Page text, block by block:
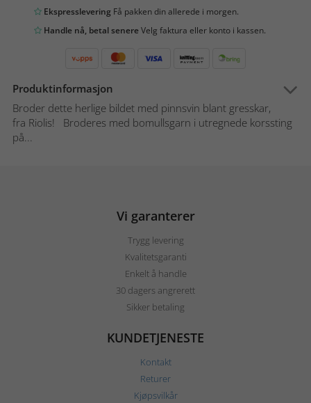
Ekspresslevering Få pakken din allerede i morgen.
Handle nå, betal senereVelg faktura eller konto i kassen.
Produktinformasjon
Broder dette herlige bildet med pinnsvin blant gresskar,
fra Riolis! Broderes med bomullsgarn i utregnede korssting
på...
Vi garanterer
Trygg levering
Kvalitetsgaranti
Enkelt å handle
30 dagers angrerett
Sikker betaling
KUNDETJENESTE
Kontakt
Returer
Kjøpsvilkår